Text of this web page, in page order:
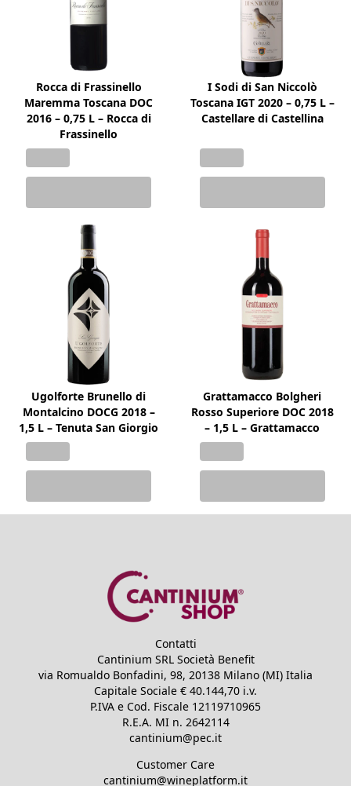
Rocca di Frassinello
Maremma Toscana DOC
2016 – 0,75 L – Rocca di
Frassinello
I Sodi di San Niccolò
Toscana IGT 2020 – 0,75 L –
Castellare di Castellina
Ugolforte Brunello di
Montalcino DOCG 2018 –
1,5 L – Tenuta San Giorgio
Grattamacco Bolgheri
Rosso Superiore DOC 2018
– 1,5 L – Grattamacco
Contatti
Cantinium SRL Società Benefit
via Romualdo Bonfadini, 98, 20138 Milano (MI) Italia
Capitale Sociale € 40.144,70 i.v.
P.IVA e Cod. Fiscale 12119710965
R.E.A. MI n. 2642114
cantinium@pec.it
Customer Care
cantinium@wineplatform.it